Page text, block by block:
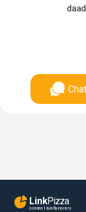
Chat
LinkPizza
content & influencers